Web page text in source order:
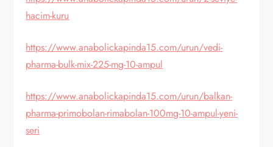
hacim-kuru
https://www.anabolickapinda15.com/urun/vedi-
pharma-bulk-mix-225-mg-10-ampul
https://www.anabolickapinda15.com/urun/balkan-
pharma-primobolan-rimabolan-100mg-10-ampul-yeni-
seri